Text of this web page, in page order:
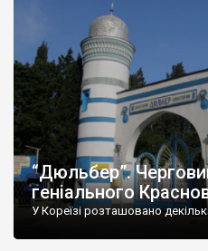
“Дюльбер”.
геніального
У Кореїзі розташовано